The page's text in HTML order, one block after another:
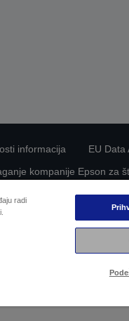
informacija EU Data
kompanije Epson za
radi